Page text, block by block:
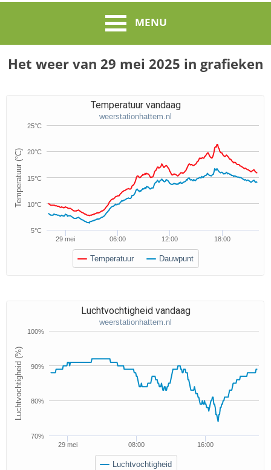
MENU
Het weer van 29 mei 2025 in grafieken
Temperatuur (°C)
Temperatuur vandaag
weerstationhattem.nl
Temperatuur Dauwpunt
29 mei 06:00 12:00 18:00
5°C
10°C
15°C
20°C
25°C
Luchtvochtigheid (%)
Luchtvochtigheid vandaag
weerstationhattem.nl
Luchtvochtigheid
29 mei 08:00 16:00
70%
80%
90%
100%